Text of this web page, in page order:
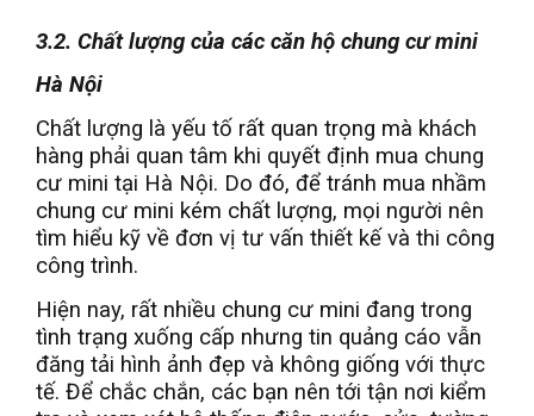
3.2. Chất lượng của các căn hộ chung cư mini
Hà Nội
Chất lượng là yếu tố rất quan trọng mà khách
hàng phải quan tâm khi quyết định mua chung
cư mini tại Hà Nội. Do đó, để tránh mua nhầm
chung cư mini kém chất lượng, mọi người nên
tìm hiểu kỹ về đơn vị tư vấn thiết kế và thi công
công trình.
Hiện nay, rất nhiều chung cư mini đang trong
tình trạng xuống cấp nhưng tin quảng cáo vẫn
đăng tải hình ảnh đẹp và không giống với thực
tế. Để chắc chắn, các bạn nên tới tận nơi kiểm